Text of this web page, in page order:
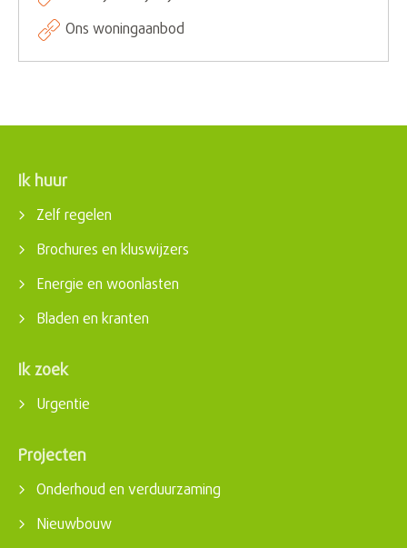
Ons woningaanbod
Contactinformatie
Ik huur
Zelf regelen
Brochures en kluswijzers
Energie en woonlasten
Bladen en kranten
Ik zoek
Urgentie
Projecten
Onderhoud en verduurzaming
Nieuwbouw